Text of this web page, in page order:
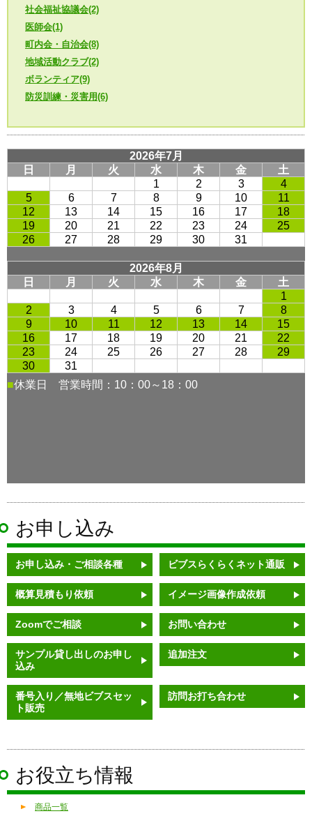
社会福祉協議会(2)
医師会(1)
町内会・自治会(8)
地域活動クラブ(2)
ボランティア(9)
防災訓練・災害用(6)
お申し込み
お申し込み・ご相談各種 ビブスらくらくネット通販
概算見積もり依頼 イメージ画像作成依頼
Zoomでご相談 お問い合わせ
サンプル貸し出しのお申し
込み
追加注文
番号入り／無地ビブスセッ
ト販売
訪問お打ち合わせ
お役立ち情報
商品一覧